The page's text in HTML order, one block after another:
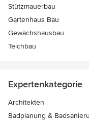
Stützmauerbau
Gartenhaus Bau
Gewächshausbau
Teichbau
Expertenkategorie
Architekten
Badplanung &